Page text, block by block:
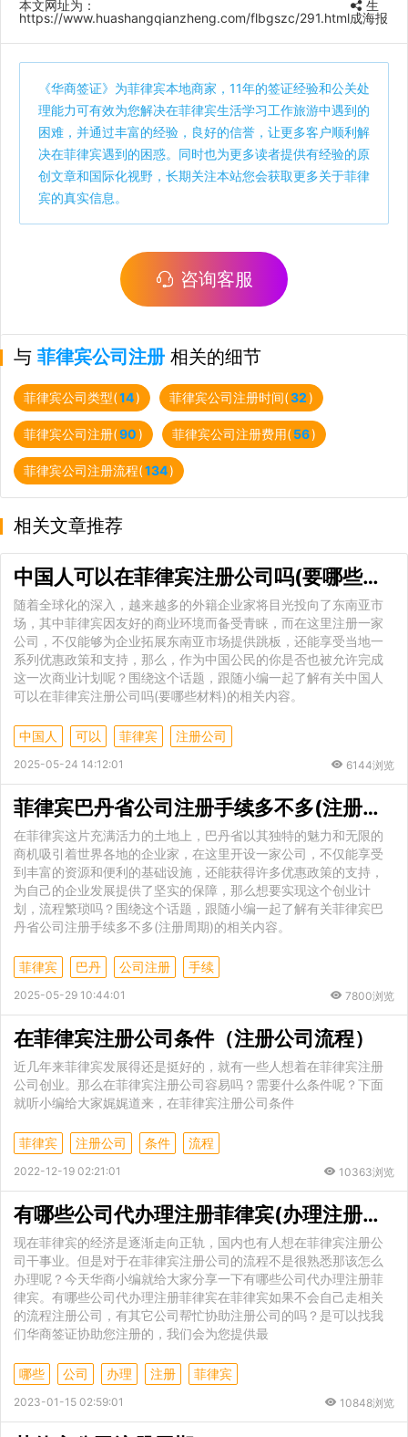
本文网址为：
https://www.huashangqianzheng.com/flbgszc/291.html
生
成海报
《华商签证》为菲律宾本地商家，11年的签证经验和公关处
理能力可有效为您解决在菲律宾生活学习工作旅游中遇到的
困难，并通过丰富的经验，良好的信誉，让更多客户顺利解
决在菲律宾遇到的困惑。同时也为更多读者提供有经验的原
创文章和国际化视野，长期关注本站您会获取更多关于菲律
宾的真实信息。
咨询客服
与 菲律宾公司注册 相关的细节
菲律宾公司类型(14) 菲律宾公司注册时间(32)
菲律宾公司注册(90) 菲律宾公司注册费用(56)
菲律宾公司注册流程(134)
相关文章推荐
中国人可以在菲律宾注册公司吗(要哪些材料)
随着全球化的深入，越来越多的外籍企业家将目光投向了东南亚市
场，其中菲律宾因友好的商业环境而备受青睐，而在这里注册一家
公司，不仅能够为企业拓展东南亚市场提供跳板，还能享受当地一
系列优惠政策和支持，那么，作为中国公民的你是否也被允许完成
这一次商业计划呢？围绕这个话题，跟随小编一起了解有关中国人
可以在菲律宾注册公司吗(要哪些材料)的相关内容。
中国人 可以 菲律宾 注册公司
2025-05-24 14:12:01 6144浏览
菲律宾巴丹省公司注册手续多不多(注册周期)
在菲律宾这片充满活力的土地上，巴丹省以其独特的魅力和无限的
商机吸引着世界各地的企业家，在这里开设一家公司，不仅能享受
到丰富的资源和便利的基础设施，还能获得许多优惠政策的支持，
为自己的企业发展提供了坚实的保障，那么想要实现这个创业计
划，流程繁琐吗？围绕这个话题，跟随小编一起了解有关菲律宾巴
丹省公司注册手续多不多(注册周期)的相关内容。
菲律宾 巴丹 公司注册 手续
2025-05-29 10:44:01 7800浏览
在菲律宾注册公司条件（注册公司流程）
近几年来菲律宾发展得还是挺好的，就有一些人想着在菲律宾注册
公司创业。那么在菲律宾注册公司容易吗？需要什么条件呢？下面
就听小编给大家娓娓道来，在菲律宾注册公司条件
菲律宾 注册公司 条件 流程
2022-12-19 02:21:01 10363浏览
有哪些公司代办理注册菲律宾(办理注册公司详解)
现在菲律宾的经济是逐渐走向正轨，国内也有人想在菲律宾注册公
司干事业。但是对于在菲律宾注册公司的流程不是很熟悉那该怎么
办理呢？今天华商小编就给大家分享一下有哪些公司代办理注册菲
律宾。有哪些公司代办理注册菲律宾在菲律宾如果不会自己走相关
的流程注册公司，有其它公司帮忙协助注册公司的吗？是可以找我
们华商签证协助您注册的，我们会为您提供最
哪些 公司 办理 注册 菲律宾
2023-01-15 02:59:01 10848浏览